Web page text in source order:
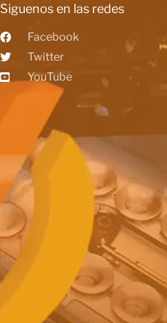
Siguenos en las redes
Facebook
Twitter
YouTube